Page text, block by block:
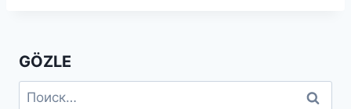
GÖZLE
Найти: